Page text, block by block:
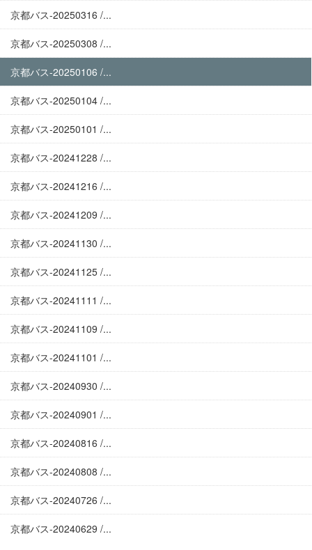
京都バス-20250316 /...
京都バス-20250308 /...
京都バス-20250106 /...
京都バス-20250104 /...
京都バス-20250101 /...
京都バス-20241228 /...
京都バス-20241216 /...
京都バス-20241209 /...
京都バス-20241130 /...
京都バス-20241125 /...
京都バス-20241111 /...
京都バス-20241109 /...
京都バス-20241101 /...
京都バス-20240930 /...
京都バス-20240901 /...
京都バス-20240816 /...
京都バス-20240808 /...
京都バス-20240726 /...
京都バス-20240629 /...